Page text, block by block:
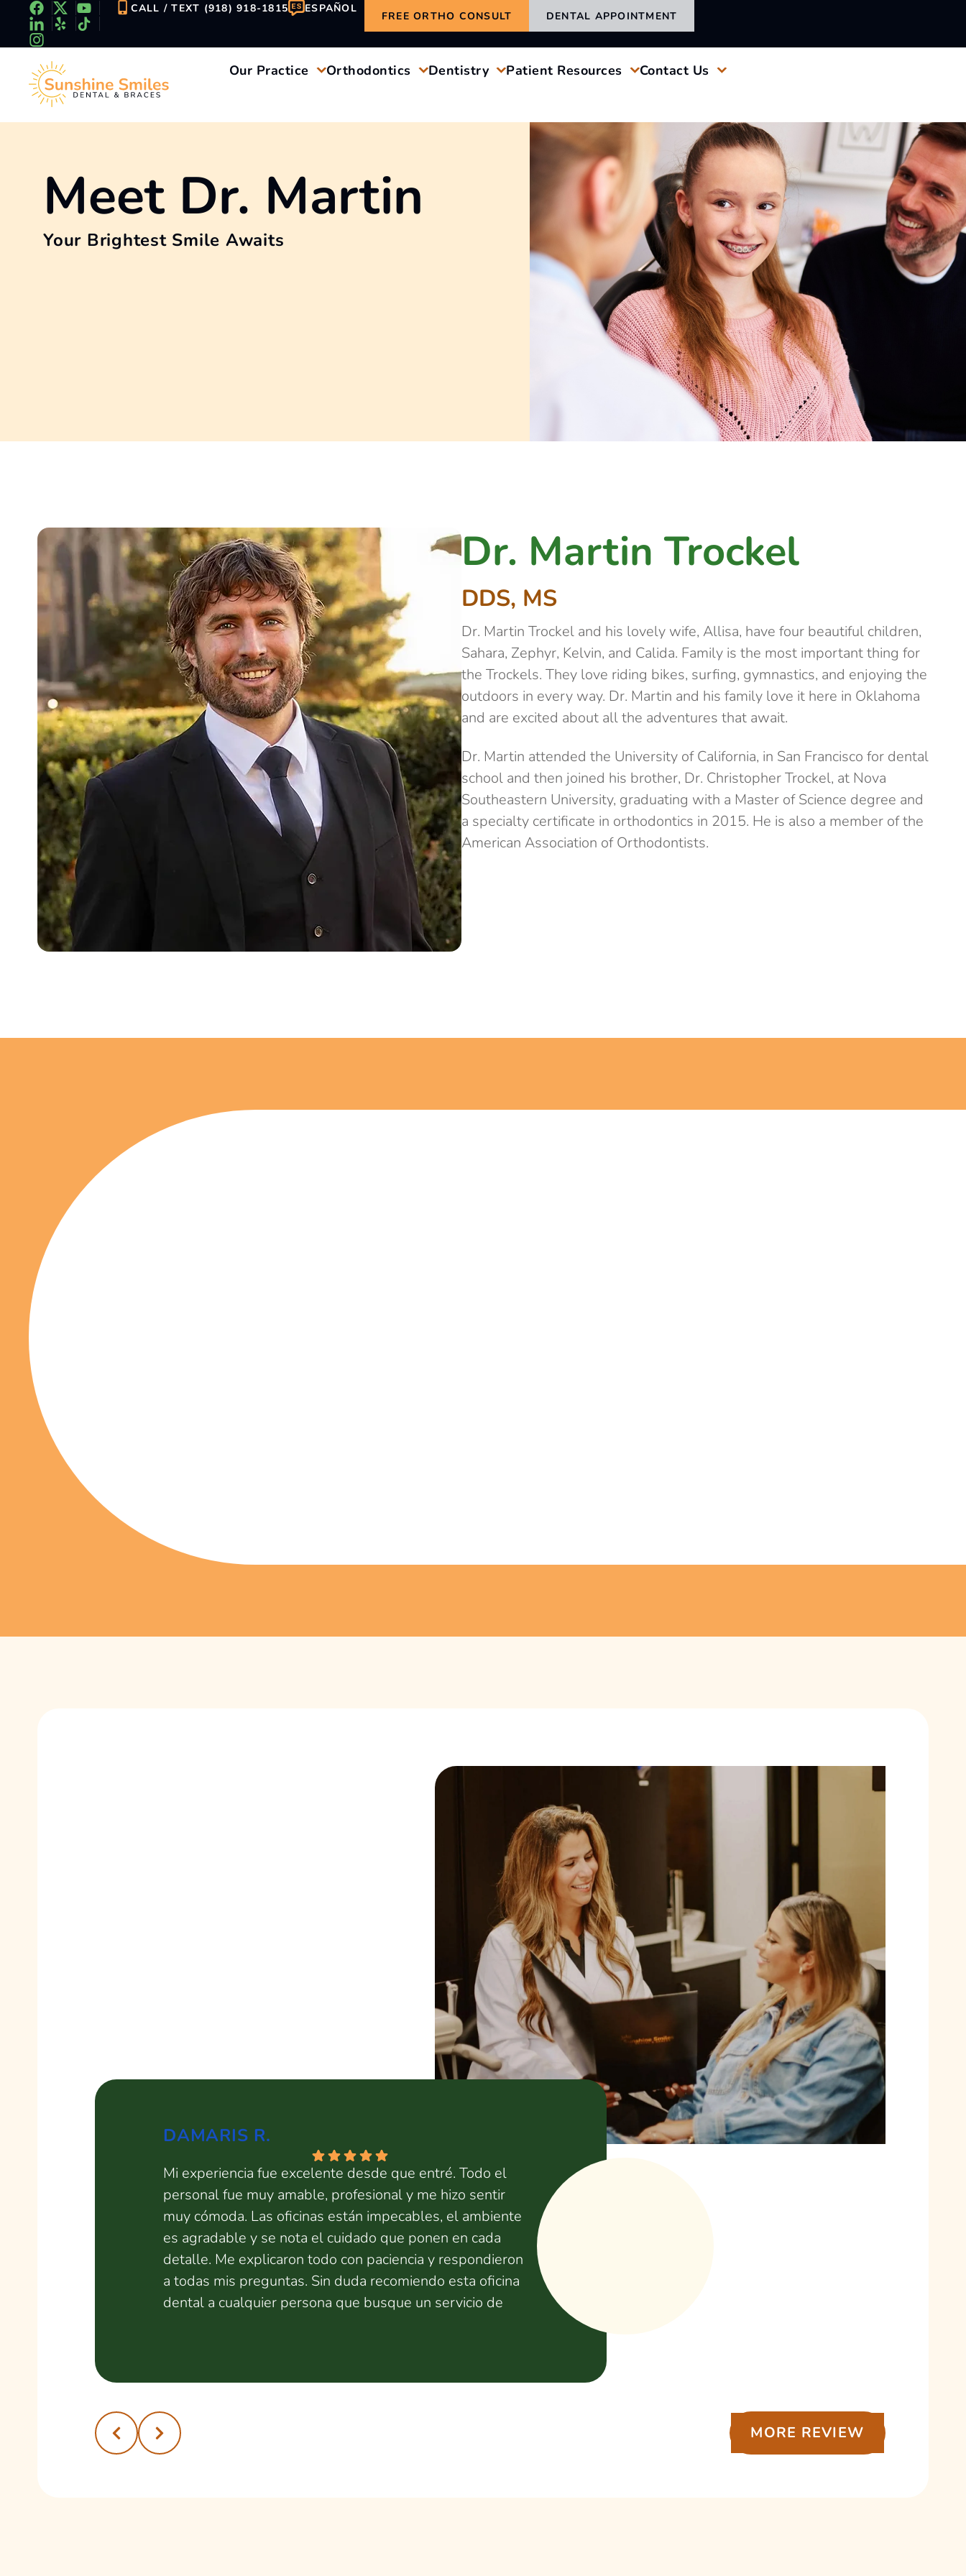
content
CALL / TEXT (918) 918-1815 ESPAÑOL
FREE ORTHO CONSULT DENTAL APPOINTMENT
Our Practice Orthodontics Dentistry Patient Resources Contact Us
Meet Dr. Martin
Your Brightest Smile Awaits
Dr. Martin Trockel
DDS, MS
Dr. Martin Trockel and his lovely wife, Allisa, have four beautiful children,
Sahara, Zephyr, Kelvin, and Calida. Family is the most important thing for
the Trockels. They love riding bikes, surfing, gymnastics, and enjoying the
outdoors in every way. Dr. Martin and his family love it here in Oklahoma
and are excited about all the adventures that await.
Dr. Martin attended the University of California, in San Francisco for dental
school and then joined his brother, Dr. Christopher Trockel, at Nova
Southeastern University, graduating with a Master of Science degree and
a specialty certificate in orthodontics in 2015. He is also a member of the
American Association of Orthodontists.
DAMARIS R.
Mi experiencia fue excelente desde que entré. Todo el
personal fue muy amable, profesional y me hizo sentir
muy cómoda. Las oficinas están impecables, el ambiente
es agradable y se nota el cuidado que ponen en cada
detalle. Me explicaron todo con paciencia y respondieron
a todas mis preguntas. Sin duda recomiendo esta oficina
dental a cualquier persona que busque un servicio de
YUDI M.
MORE REVIEW